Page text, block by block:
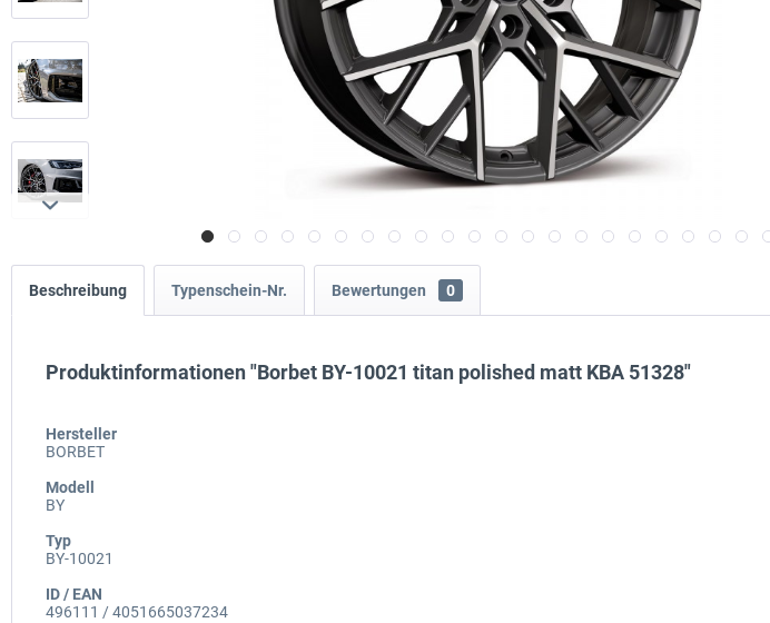
Beschreibung Typenschein-Nr. Bewertungen 0
Produktinformationen "Borbet BY-10021 titan polished matt KBA 51328"
Hersteller
BORBET
Modell
BY
Typ
BY-10021
ID / EAN
496111 / 4051665037234